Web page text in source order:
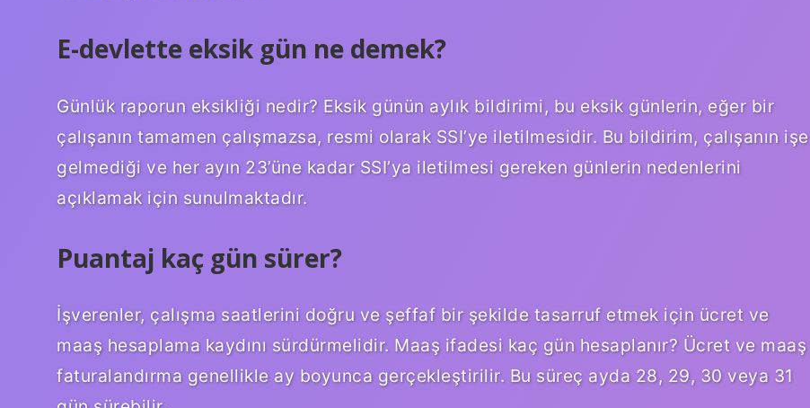
E-devlette eksik gün ne demek?
Günlük raporun eksikliği nedir? Eksik günün aylık bildirimi, bu eksik günlerin, eğer bir
çalışanın tamamen çalışmazsa, resmi olarak SSI’ye iletilmesidir. Bu bildirim, çalışanın işe
gelmediği ve her ayın 23’üne kadar SSI’ya iletilmesi gereken günlerin nedenlerini
açıklamak için sunulmaktadır.
Puantaj kaç gün sürer?
İşverenler, çalışma saatlerini doğru ve şeffaf bir şekilde tasarruf etmek için ücret ve
maaş hesaplama kaydını sürdürmelidir. Maaş ifadesi kaç gün hesaplanır? Ücret ve maaş
faturalandırma genellikle ay boyunca gerçekleştirilir. Bu süreç ayda 28, 29, 30 veya 31